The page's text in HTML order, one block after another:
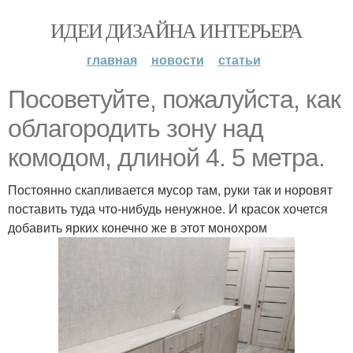
ИДЕИ ДИЗАЙНА ИНТЕРЬЕРА
главная новости статьи
Посоветуйте, пожалуйста, как
облагородить зону над
комодом, длиной 4. 5 метра.
Постоянно скапливается мусор там, руки так и норовят
поставить туда что-нибудь ненужное. И красок хочется
добавить ярких конечно же в этот монохром